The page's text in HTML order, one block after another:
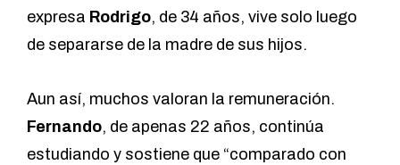
expresa Rodrigo, de 34 años, vive solo luego
de separarse de la madre de sus hijos.
Aun así, muchos valoran la remuneración.
Fernando, de apenas 22 años, continúa
estudiando y sostiene que “comparado con